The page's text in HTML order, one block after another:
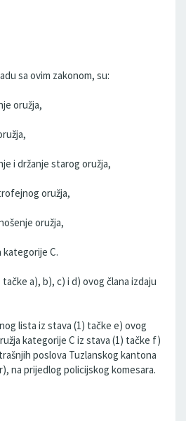
sa ovim zakonom, su:
oružja,
i držanje starog oružja,
oružja,
oružja,
C.
a), b), c) i d) ovog člana izdaju
lista iz stava (1) tačke e) ovog
kategorije C iz stava (1) tačke f)
poslova Tuzlanskog kantona
na prijedlog policijskog komesara.